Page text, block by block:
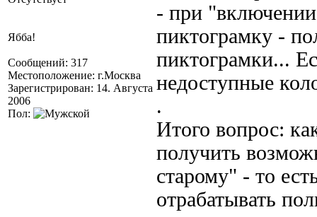
Ябба!
Сообщений: 317
Местоположение: г.Москва
Зарегистрирован: 14. Августа
2006
Пол:
- при
пиктограмку -
пиктограмки...
недоступные
.
Итого вопрос:
получить
старому" - то
отрабатывать